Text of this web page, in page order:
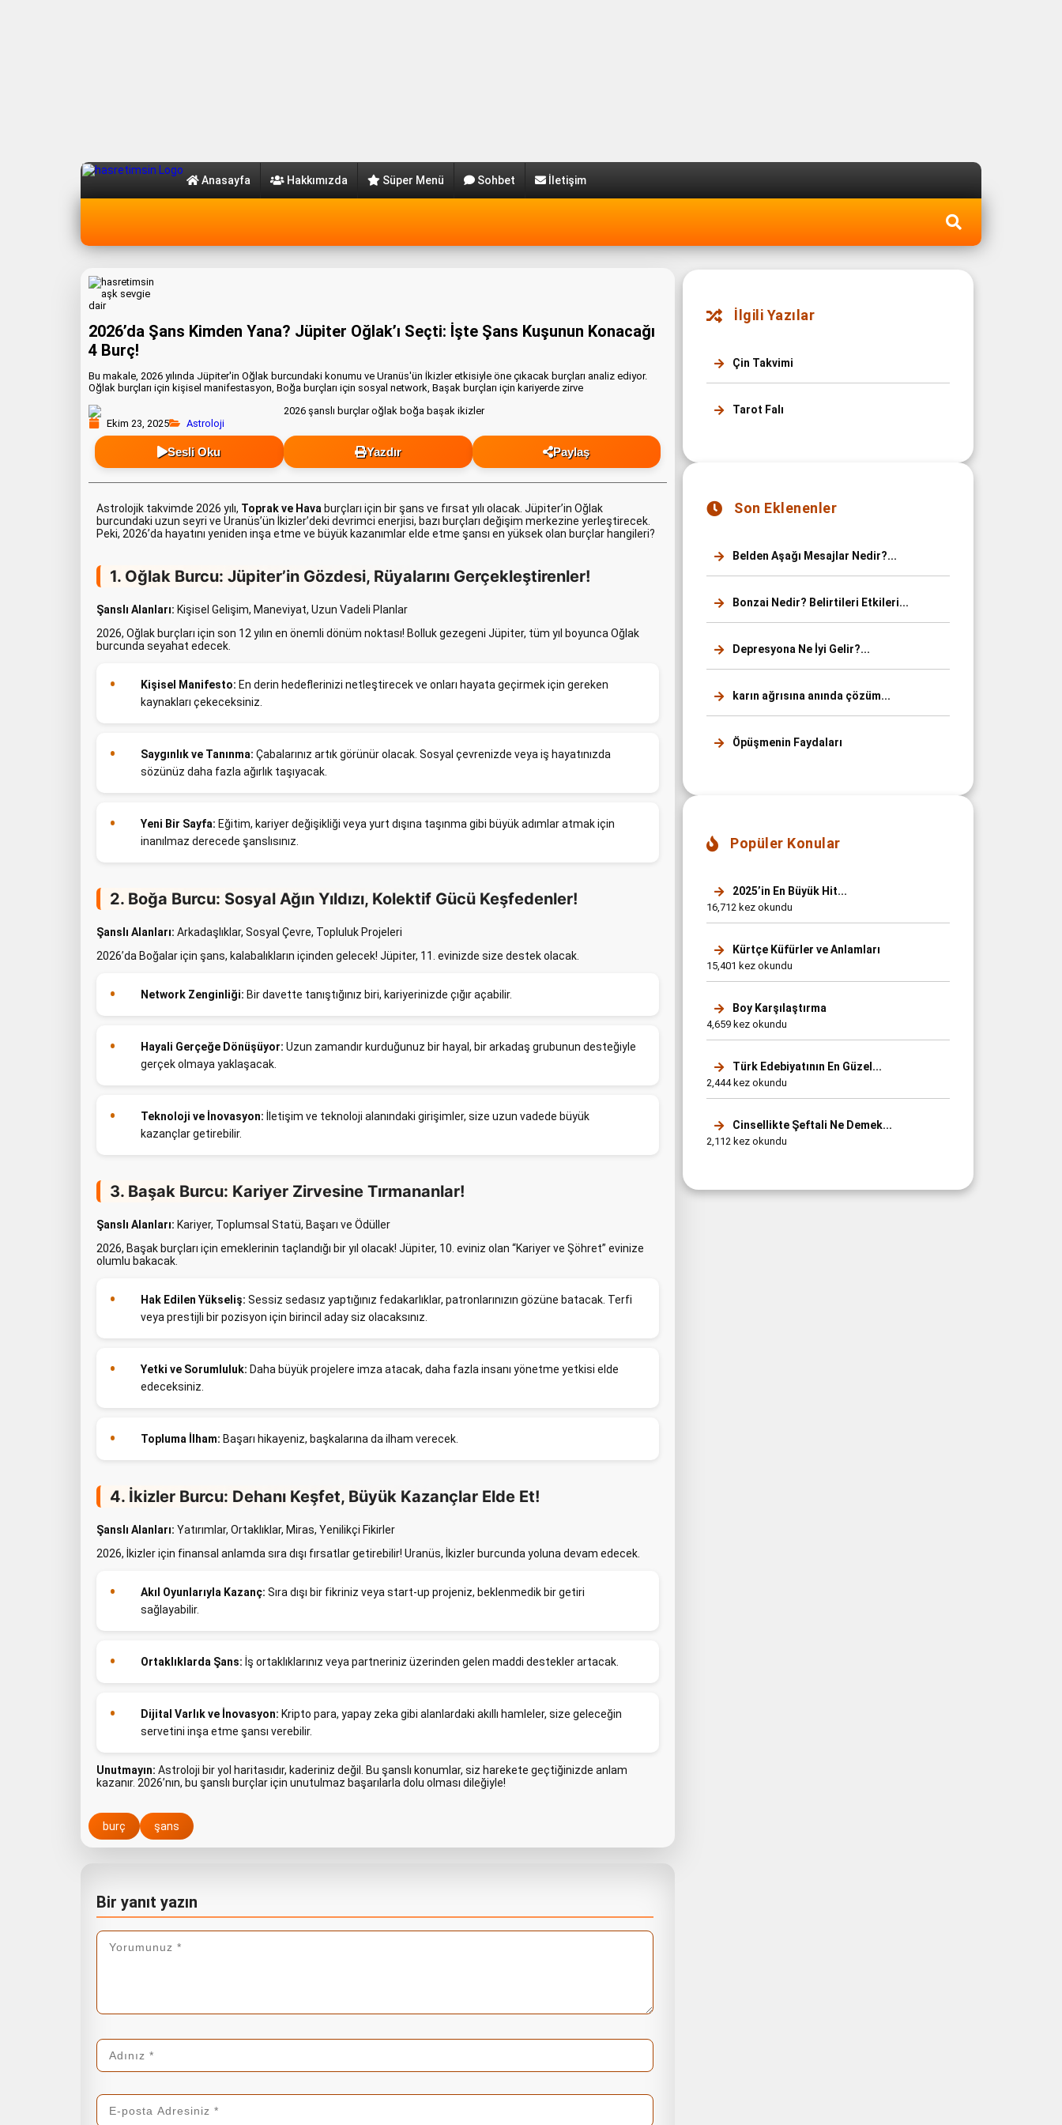
Anasayfa Hakkımızda Süper Menü Sohbet İletişim
2026’da Şans Kimden Yana? Jüpiter Oğlak’ı Seçti: İşte Şans Kuşunun Konacağı
4 Burç!
Bu makale, 2026 yılında Jüpiter'in Oğlak burcundaki konumu ve Uranüs'ün İkizler etkisiyle öne çıkacak burçları analiz ediyor.
Oğlak burçları için kişisel manifestasyon, Boğa burçları için sosyal network, Başak burçları için kariyerde zirve
Ekim 23, 2025 Astroloji
Sesli Oku Yazdır Paylaş
Astrolojik takvimde 2026 yılı, Toprak ve Hava burçları için bir şans ve fırsat yılı olacak. Jüpiter’in Oğlak
burcundaki uzun seyri ve Uranüs’ün İkizler’deki devrimci enerjisi, bazı burçları değişim merkezine yerleştirecek.
Peki, 2026’da hayatını yeniden inşa etme ve büyük kazanımlar elde etme şansı en yüksek olan burçlar hangileri?
1. Oğlak Burcu: Jüpiter’in Gözdesi, Rüyalarını Gerçekleştirenler!
Şanslı Alanları: Kişisel Gelişim, Maneviyat, Uzun Vadeli Planlar
2026, Oğlak burçları için son 12 yılın en önemli dönüm noktası! Bolluk gezegeni Jüpiter, tüm yıl boyunca Oğlak
burcunda seyahat edecek.
Kişisel Manifesto: En derin hedeflerinizi netleştirecek ve onları hayata geçirmek için gereken
kaynakları çekeceksiniz.
Saygınlık ve Tanınma: Çabalarınız artık görünür olacak. Sosyal çevrenizde veya iş hayatınızda
sözünüz daha fazla ağırlık taşıyacak.
Yeni Bir Sayfa: Eğitim, kariyer değişikliği veya yurt dışına taşınma gibi büyük adımlar atmak için
inanılmaz derecede şanslısınız.
2. Boğa Burcu: Sosyal Ağın Yıldızı, Kolektif Gücü Keşfedenler!
Şanslı Alanları: Arkadaşlıklar, Sosyal Çevre, Topluluk Projeleri
2026’da Boğalar için şans, kalabalıkların içinden gelecek! Jüpiter, 11. evinizde size destek olacak.
Network Zenginliği: Bir davette tanıştığınız biri, kariyerinizde çığır açabilir.
Hayali Gerçeğe Dönüşüyor: Uzun zamandır kurduğunuz bir hayal, bir arkadaş grubunun desteğiyle
gerçek olmaya yaklaşacak.
Teknoloji ve İnovasyon: İletişim ve teknoloji alanındaki girişimler, size uzun vadede büyük
kazançlar getirebilir.
3. Başak Burcu: Kariyer Zirvesine Tırmananlar!
Şanslı Alanları: Kariyer, Toplumsal Statü, Başarı ve Ödüller
2026, Başak burçları için emeklerinin taçlandığı bir yıl olacak! Jüpiter, 10. eviniz olan “Kariyer ve Şöhret” evinize
olumlu bakacak.
Hak Edilen Yükseliş: Sessiz sedasız yaptığınız fedakarlıklar, patronlarınızın gözüne batacak. Terfi
veya prestijli bir pozisyon için birincil aday siz olacaksınız.
Yetki ve Sorumluluk: Daha büyük projelere imza atacak, daha fazla insanı yönetme yetkisi elde
edeceksiniz.
Topluma İlham: Başarı hikayeniz, başkalarına da ilham verecek.
4. İkizler Burcu: Dehanı Keşfet, Büyük Kazançlar Elde Et!
Şanslı Alanları: Yatırımlar, Ortaklıklar, Miras, Yenilikçi Fikirler
2026, İkizler için finansal anlamda sıra dışı fırsatlar getirebilir! Uranüs, İkizler burcunda yoluna devam edecek.
Akıl Oyunlarıyla Kazanç: Sıra dışı bir fikriniz veya start-up projeniz, beklenmedik bir getiri
sağlayabilir.
Ortaklıklarda Şans: İş ortaklıklarınız veya partneriniz üzerinden gelen maddi destekler artacak.
Dijital Varlık ve İnovasyon: Kripto para, yapay zeka gibi alanlardaki akıllı hamleler, size geleceğin
servetini inşa etme şansı verebilir.
Unutmayın: Astroloji bir yol haritasıdır, kaderiniz değil. Bu şanslı konumlar, siz harekete geçtiğinizde anlam
kazanır. 2026’nın, bu şanslı burçlar için unutulmaz başarılarla dolu olması dileğiyle!
burç şans
İlgili Yazılar
Çin Takvimi
Tarot Falı
Son Eklenenler
Belden Aşağı Mesajlar Nedir?...
Bonzai Nedir? Belirtileri Etkileri...
Depresyona Ne İyi Gelir?...
karın ağrısına anında çözüm...
Öpüşmenin Faydaları
Popüler Konular
2025’in En Büyük Hit...
16,712 kez okundu
Kürtçe Küfürler ve Anlamları
15,401 kez okundu
Boy Karşılaştırma
4,659 kez okundu
Türk Edebiyatının En Güzel...
2,444 kez okundu
Cinsellikte Şeftali Ne Demek...
2,112 kez okundu
Bir yanıt yazın